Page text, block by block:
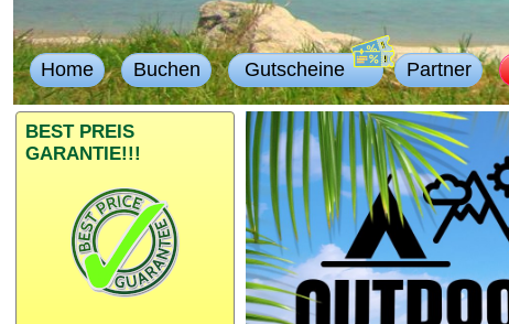
Home Buchen Gutscheine Partner
BEST PREIS
GARANTIE!!!